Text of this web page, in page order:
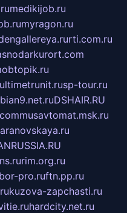
medikijob.ru
myragon.ru
rti.com.ru
sp-tour.ru
DSHAIR.RU
musavtomat.msk.ru
rim.org.ru
pro.ruftn.pp.ru
kuzova-zapchasti.ru
hardcity.net.ru